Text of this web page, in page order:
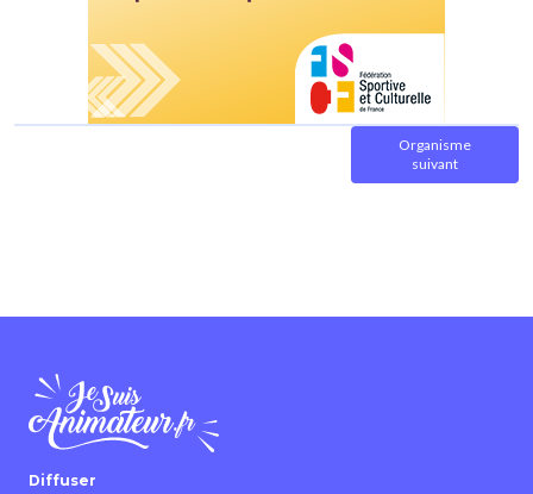
Organisme
suivant
Diffuser